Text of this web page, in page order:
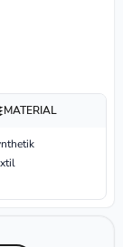
MATERIAL